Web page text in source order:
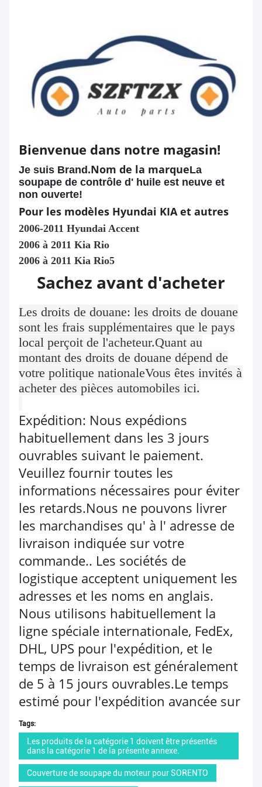
Bienvenue dans notre magasin!
Je suis Brand.Nom de la marqueLa
soupape de contrôle d' huile est neuve et
non ouverte!
Pour les modèles Hyundai KIA et autres
2006-2011 Hyundai Accent
2006 à 2011 Kia Rio
2006 à 2011 Kia Rio5
Sachez avant d'acheter
Les droits de douane: les droits de douane
sont les frais supplémentaires que le pays
local perçoit de l'acheteur.Quant au
montant des droits de douane dépend de
votre politique nationaleVous êtes invités à
acheter des pièces automobiles ici.
Expédition: Nous expédions
habituellement dans les 3 jours
ouvrables suivant le paiement.
Veuillez fournir toutes les
informations nécessaires pour éviter
les retards.Nous ne pouvons livrer
les marchandises qu' à l' adresse de
livraison indiquée sur votre
commande.. Les sociétés de
logistique acceptent uniquement les
adresses et les noms en anglais.
Nous utilisons habituellement la
ligne spéciale internationale, FedEx,
DHL, UPS pour l'expédition, et le
temps de livraison est généralement
de 5 à 15 jours ouvrables.Le temps
estimé pour l'expédition avancée sur
Global AliExpress est de 10 à 30
jours ouvrables
Retour: les demandes de retour ou
de remplacement doivent nous être
Tags:
Les produits de la catégorie 1 doivent être présentés
dans la catégorie 1 de la présente annexe.
Couverture de soupape du moteur pour SORENTO